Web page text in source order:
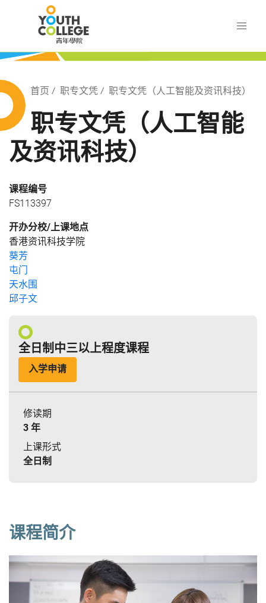
content
Breadcrumb
首页 职专文凭 职专文凭（人工智能及资讯科技）
职专文凭（人工智能
及资讯科技）
课程编号
FS113397
开办分校/上课地点
香港资讯科技学院
葵芳
屯门
天水围
邱子文
全日制中三以上程度课程
入学申请
修读期
3 年
上课形式
全日制
课程简介